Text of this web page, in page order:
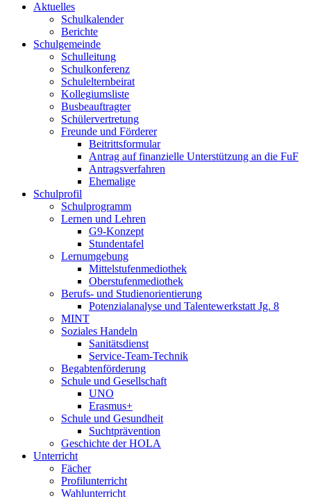
Aktuelles
Schulkalender
Berichte
Schulgemeinde
Schulleitung
Schulkonferenz
Schulelternbeirat
Kollegiumsliste
Busbeauftragter
Schülervertretung
Freunde und Förderer
Beitrittsformular
Antrag auf finanzielle Unterstützung an die FuF
Antragsverfahren
Ehemalige
Schulprofil
Schulprogramm
Lernen und Lehren
G9-Konzept
Stundentafel
Lernumgebung
Mittelstufenmediothek
Oberstufenmediothek
Berufs- und Studienorientierung
Potenzialanalyse und Talentewerkstatt Jg. 8
MINT
Soziales Handeln
Sanitätsdienst
Service-Team-Technik
Begabtenförderung
Schule und Gesellschaft
UNO
Erasmus+
Schule und Gesundheit
Suchtprävention
Geschichte der HOLA
Unterricht
Fächer
Profilunterricht
Wahlunterricht